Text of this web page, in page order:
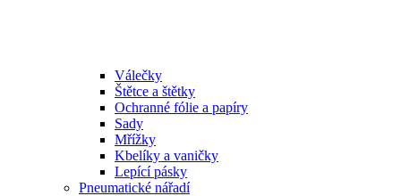
Válečky
Štětce a štětky
Ochranné fólie a papíry
Sady
Mřížky
Kbelíky a vaničky
Lepící pásky
Pneumatické nářadí